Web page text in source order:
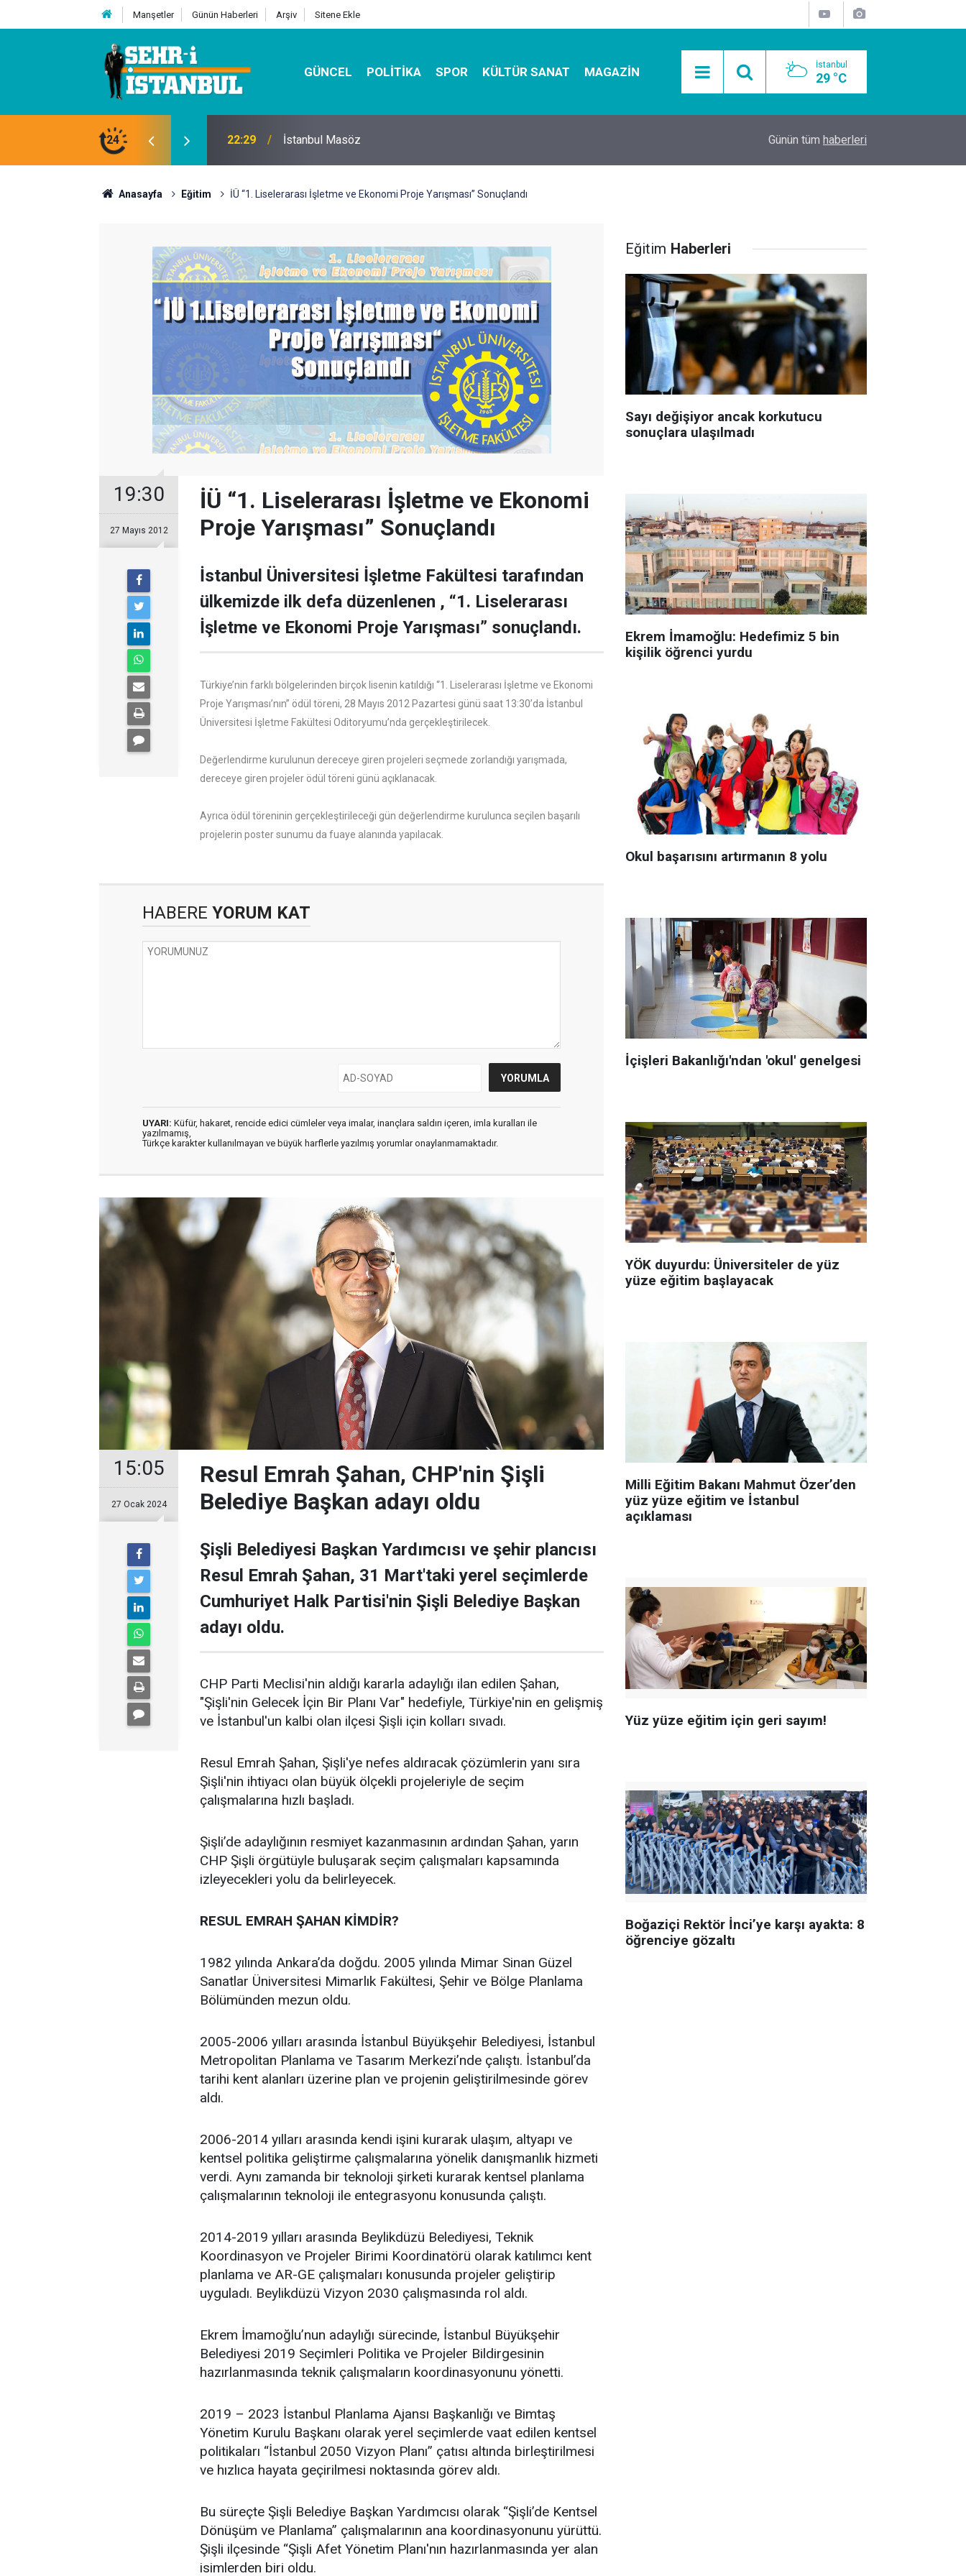
Manşetler Günün Haberleri Arşiv Sitene Ekle
GÜNCEL POLITIKA SPOR KÜLTÜR SANAT MAGAZIN İstanbul
29 °C
24 07:32 Kutu Sihirbazı ile Estetik, Dayanıklı ve Çevre Dostu Ambalaj Mobil Araçlarla Hayır Lokması Dağıtımının
Günün tüm haberleri
Anasayfa Eğitim İÜ “1. Liselerarası İşletme ve Ekonomi Proje Yarışması” Sonuçlandı
19:30
27 Mayıs 2012
İÜ “1. Liselerarası İşletme ve Ekonomi
Proje Yarışması” Sonuçlandı
İstanbul Üniversitesi İşletme Fakültesi tarafından
ülkemizde ilk defa düzenlenen , “1. Liselerarası
İşletme ve Ekonomi Proje Yarışması” sonuçlandı.
Türkiye’nin farklı bölgelerinden birçok lisenin katıldığı “1. Liselerarası İşletme ve Ekonomi
Proje Yarışması’nın” ödül töreni, 28 Mayıs 2012 Pazartesi günü saat 13:30’da İstanbul
Üniversitesi İşletme Fakültesi Oditoryumu’nda gerçekleştirilecek.
Değerlendirme kurulunun dereceye giren projeleri seçmede zorlandığı yarışmada,
dereceye giren projeler ödül töreni günü açıklanacak.
Ayrıca ödül töreninin gerçekleştirileceği gün değerlendirme kurulunca seçilen başarılı
projelerin poster sunumu da fuaye alanında yapılacak.
HABERE YORUM KAT
UYARI: Küfür, hakaret, rencide edici cümleler veya imalar, inançlara saldırı içeren, imla kuralları ile
yazılmamış,
Türkçe karakter kullanılmayan ve büyük harflerle yazılmış yorumlar onaylanmamaktadır.
15:05
27 Ocak 2024
Resul Emrah Şahan, CHP'nin Şişli
Belediye Başkan adayı oldu
Şişli Belediyesi Başkan Yardımcısı ve şehir plancısı
Resul Emrah Şahan, 31 Mart'taki yerel seçimlerde
Cumhuriyet Halk Partisi'nin Şişli Belediye Başkan
adayı oldu.
CHP Parti Meclisi'nin aldığı kararla adaylığı ilan edilen Şahan,
"Şişli'nin Gelecek İçin Bir Planı Var" hedefiyle, Türkiye'nin en gelişmiş
ve İstanbul'un kalbi olan ilçesi Şişli için kolları sıvadı.
Resul Emrah Şahan, Şişli'ye nefes aldıracak çözümlerin yanı sıra
Şişli'nin ihtiyacı olan büyük ölçekli projeleriyle de seçim
çalışmalarına hızlı başladı.
Şişli’de adaylığının resmiyet kazanmasının ardından Şahan, yarın
CHP Şişli örgütüyle buluşarak seçim çalışmaları kapsamında
izleyecekleri yolu da belirleyecek.
RESUL EMRAH ŞAHAN KİMDİR?
1982 yılında Ankara’da doğdu. 2005 yılında Mimar Sinan Güzel
Sanatlar Üniversitesi Mimarlık Fakültesi, Şehir ve Bölge Planlama
Bölümünden mezun oldu.
2005-2006 yılları arasında İstanbul Büyükşehir Belediyesi, İstanbul
Metropolitan Planlama ve Tasarım Merkezi’nde çalıştı. İstanbul’da
tarihi kent alanları üzerine plan ve projenin geliştirilmesinde görev
aldı.
2006-2014 yılları arasında kendi işini kurarak ulaşım, altyapı ve
kentsel politika geliştirme çalışmalarına yönelik danışmanlık hizmeti
verdi. Aynı zamanda bir teknoloji şirketi kurarak kentsel planlama
çalışmalarının teknoloji ile entegrasyonu konusunda çalıştı.
2014-2019 yılları arasında Beylikdüzü Belediyesi, Teknik
Koordinasyon ve Projeler Birimi Koordinatörü olarak katılımcı kent
planlama ve AR-GE çalışmaları konusunda projeler geliştirip
uyguladı. Beylikdüzü Vizyon 2030 çalışmasında rol aldı.
Ekrem İmamoğlu’nun adaylığı sürecinde, İstanbul Büyükşehir
Belediyesi 2019 Seçimleri Politika ve Projeler Bildirgesinin
hazırlanmasında teknik çalışmaların koordinasyonunu yönetti.
2019 – 2023 İstanbul Planlama Ajansı Başkanlığı ve Bimtaş
Yönetim Kurulu Başkanı olarak yerel seçimlerde vaat edilen kentsel
politikaları “İstanbul 2050 Vizyon Planı” çatısı altında birleştirilmesi
ve hızlıca hayata geçirilmesi noktasında görev aldı.
Bu süreçte Şişli Belediye Başkan Yardımcısı olarak “Şişli’de Kentsel
Dönüşüm ve Planlama” çalışmalarının ana koordinasyonunu yürüttü.
Şişli ilçesinde “Şişli Afet Yönetim Planı'nın hazırlanmasında yer alan
isimlerden biri oldu.
Eğitim Haberleri
Sayı değişiyor ancak korkutucu
sonuçlara ulaşılmadı
Ekrem İmamoğlu: Hedefimiz 5 bin
kişilik öğrenci yurdu
Okul başarısını artırmanın 8 yolu
İçişleri Bakanlığı'ndan 'okul' genelgesi
YÖK duyurdu: Üniversiteler de yüz
yüze eğitim başlayacak
Milli Eğitim Bakanı Mahmut Özer’den
yüz yüze eğitim ve İstanbul
açıklaması
Yüz yüze eğitim için geri sayım!
Boğaziçi Rektör İnci’ye karşı ayakta: 8
öğrenciye gözaltı